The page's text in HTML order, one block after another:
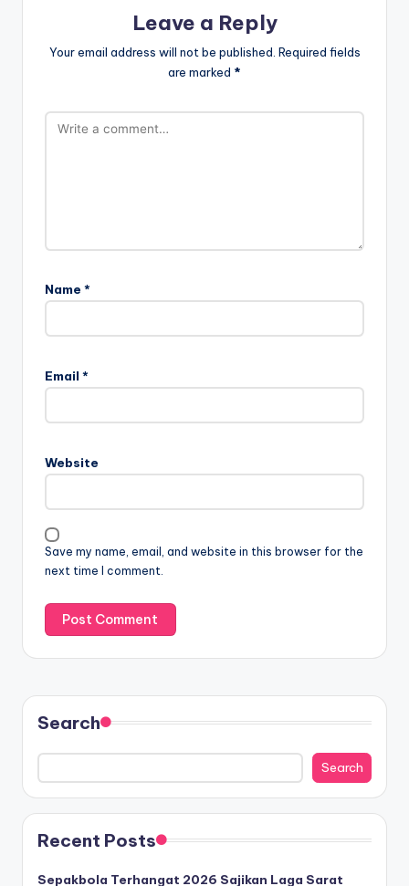
Leave a Reply
Your email address will not be published. Required fields
are marked *
Name *
Email *
Website
Save my name, email, and website in this browser for the
next time I comment.
Search
Search
Recent Posts
Sepakbola Terhangat 2026 Sajikan Laga Sarat